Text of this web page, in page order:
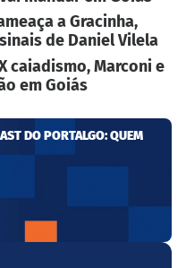
a Gracinha,
de Daniel Vilela
caiadismo, Marconi e
em Goiás
DO PORTALGO: QUEM